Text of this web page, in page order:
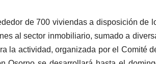
de 700 viviendas a disposición de
al sector inmobiliario, sumado a
la actividad, organizada por el Comité